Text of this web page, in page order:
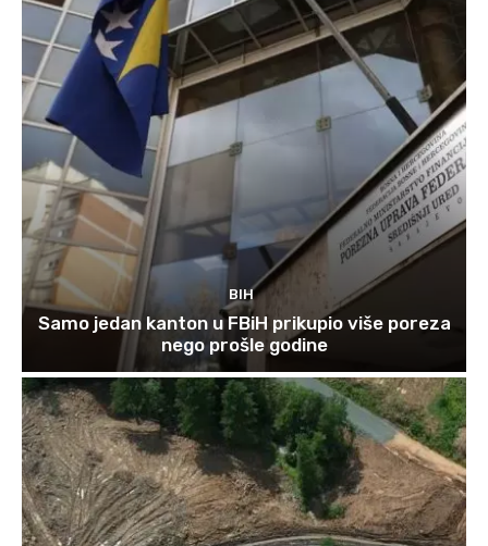
BIH
Samo jedan kanton u FBiH prikupio više poreza
nego prošle godine